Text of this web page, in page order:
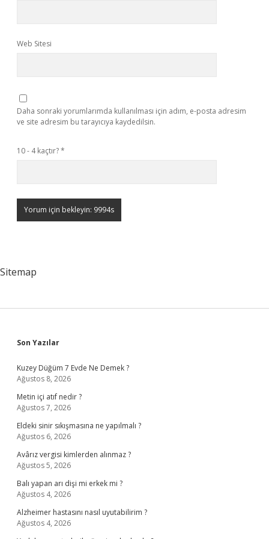
Web Sitesi
Daha sonraki yorumlarımda kullanılması için adım, e-posta adresim
ve site adresim bu tarayıcıya kaydedilsin.
10 - 4 kaçtır?*
Sitemap
Sidebar
Son Yazılar
Kuzey Düğüm 7 Evde Ne Demek ?
Ağustos 8, 2026
Metin içi atıf nedir ?
Ağustos 7, 2026
Eldeki sinir sıkışmasına ne yapılmalı ?
Ağustos 6, 2026
Avârız vergisi kimlerden alınmaz ?
Ağustos 5, 2026
Balı yapan arı dişi mi erkek mi ?
Ağustos 4, 2026
Alzheimer hastasını nasıl uyutabilirim ?
Ağustos 4, 2026